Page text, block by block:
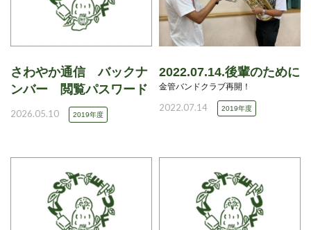
さわやか通信 バックナ
ンバー 閲覧パスワード
2026.05.10 2019年度
2022.07.14.後輩のために
金管バンドクラブ再開！
2022.07.14 2019年度